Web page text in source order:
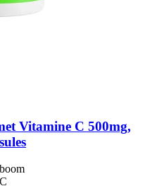
Vitamine C 500mg,